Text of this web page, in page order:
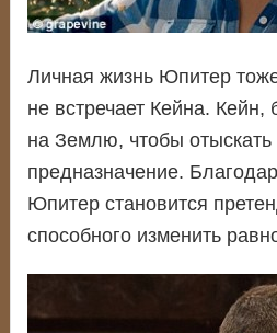
Личная жизнь Юпитер
не встречает Кейна.
на Землю, чтобы
предназначение.
Юпитер становится
способного изменить